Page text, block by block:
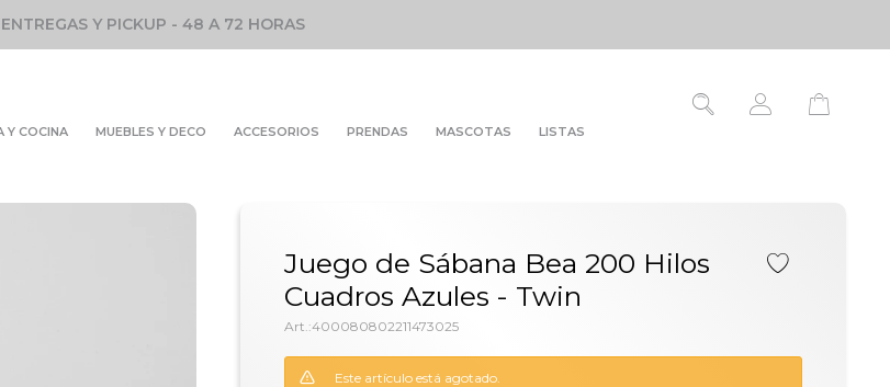
ENTREGAS Y PICKUP - 48 A 72 HORAS
Y COCINA MUEBLES Y DECO ACCESORIOS PRENDAS MASCOTAS LISTAS
Juego de Sábana Bea 200 Hilos
Cuadros Azules - Twin
400080802211473025
Este artículo está agotado.